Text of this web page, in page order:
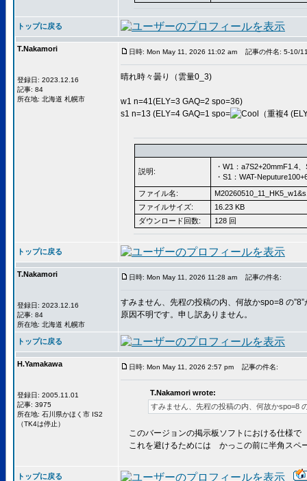
トップに戻る
T.Nakamori
登録日: 2023.12.16
記事: 84
所在地: 北海道 札幌市
日時: Mon May 11, 2026 11:02 am 記事の件名: 5-10/
晴れ時々曇り（雲量0_3)
w1 n=41(ELY=3 GAQ=2 spo=36)
s1 n=13 (ELY=4 GAQ=1 spo=
（重複4
説明:
・W1：a7S2+20mmF1.4
・S1：WAT-
ファイル名:
ファイルサイズ:
16.23 KB
ダウンロード回数:
128 回
トップに戻る
T.Nakamori
登録日: 2023.12.16
記事: 84
所在地: 北海道 札幌市
日時: Mon May 11, 2026 11:28 am 記事の件名:
すみません、先程の投稿の内、何故かspo=8 の
原因不明です。申し訳ありません。
トップに戻る
H.Yamakawa
登録日: 2005.11.01
記事: 3975
所在地: 石川県かほく市 IS2
（TK4は停止）
日時: Mon May 11, 2026 2:57 pm 記事の件名:
T.Nakamori wrote:
すみません、先程の投稿の内、何故かspo=8
このバージョンの掲示板ソフトにおける仕様で
これを避けるためには かっこの前に半角スペ
トップに戻る